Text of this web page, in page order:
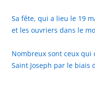
Sa fête, qui a lieu le 19
et les ouvriers dans le
Nombreux sont ceux qui
Saint Joseph par le biais